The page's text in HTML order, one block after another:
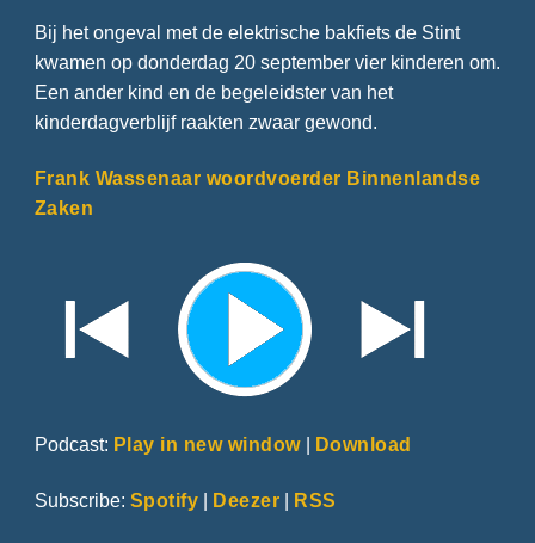
Bij het ongeval met de elektrische bakfiets de Stint
kwamen op donderdag 20 september vier kinderen om.
Een ander kind en de begeleidster van het
kinderdagverblijf raakten zwaar gewond.
Frank Wassenaar woordvoerder Binnenlandse
Zaken
Podcast: Play in new window| Download
Subscribe: Spotify | Deezer | RSS